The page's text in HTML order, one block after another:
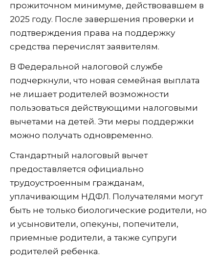
прожиточном минимуме, действовавшем в
2025 году. После завершения проверки и
подтверждения права на поддержку
средства перечислят заявителям.
В Федеральной налоговой службе
подчеркнули, что новая семейная выплата
не лишает родителей возможности
пользоваться действующими налоговыми
вычетами на детей. Эти меры поддержки
можно получать одновременно.
Стандартный налоговый вычет
предоставляется официально
трудоустроенным гражданам,
уплачивающим НДФЛ. Получателями могут
быть не только биологические родители, но
и усыновители, опекуны, попечители,
приемные родители, а также супруги
родителей ребенка.